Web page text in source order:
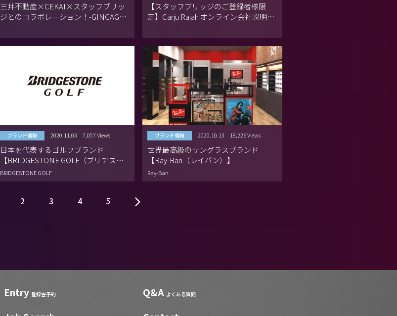
三井不動産×CEKAI×スタッフブリッ
ジとのコラボレーション！-GINGAGA -
【スタッフブリッジのご登録者様限
定】Carju Rajah オンライン会社説明会
ブランド情報 2020.11.03 7,057 Views
日本を代表するゴルフブランド
【BRIDGESTONE GOLF（ブリヂスト
ンゴルフ）】
BRIDGESTONE GOLF
ブランド情報 2020.10.13 18,226 Views
世界最高級のサングラスブランド
【Ray-Ban（レイバン）】
Ray-Ban
2 3 4 5
Entry 登録会予約 Q&A よくある質問